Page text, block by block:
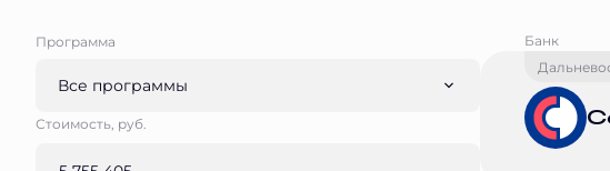
Программа
Все программы
Стоимость, руб.
Банк